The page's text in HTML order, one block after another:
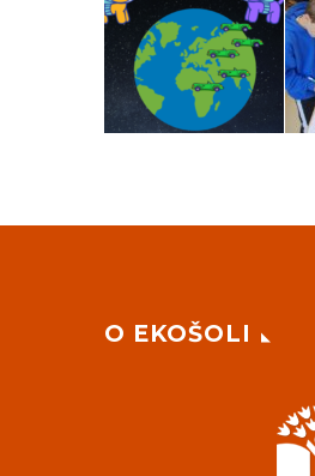
O EKOŠOLI